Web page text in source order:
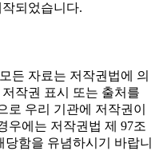
되었습니다.
든 자료는 저작권법에 의
작권 표시 또는 출처를
로 우리 기관에 저작권이
우에는 저작권법 제 97조
함을 유념하시기 바랍니